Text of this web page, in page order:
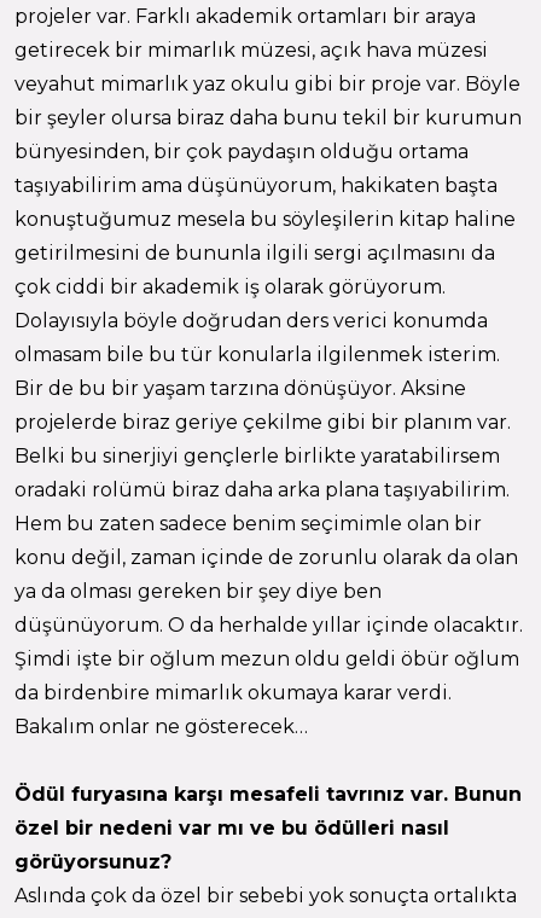
projeler var. Farklı akademik ortamları bir araya
getirecek bir mimarlık müzesi, açık hava müzesi
veyahut mimarlık yaz okulu gibi bir proje var. Böyle
bir şeyler olursa biraz daha bunu tekil bir kurumun
bünyesinden, bir çok paydaşın olduğu ortama
taşıyabilirim ama düşünüyorum, hakikaten başta
konuştuğumuz mesela bu söyleşilerin kitap haline
getirilmesini de bununla ilgili sergi açılmasını da
çok ciddi bir akademik iş olarak görüyorum.
Dolayısıyla böyle doğrudan ders verici konumda
olmasam bile bu tür konularla ilgilenmek isterim.
Bir de bu bir yaşam tarzına dönüşüyor. Aksine
projelerde biraz geriye çekilme gibi bir planım var.
Belki bu sinerjiyi gençlerle birlikte yaratabilirsem
oradaki rolümü biraz daha arka plana taşıyabilirim.
Hem bu zaten sadece benim seçimimle olan bir
konu değil, zaman içinde de zorunlu olarak da olan
ya da olması gereken bir şey diye ben
düşünüyorum. O da herhalde yıllar içinde olacaktır.
Şimdi işte bir oğlum mezun oldu geldi öbür oğlum
da birdenbire mimarlık okumaya karar verdi.
Bakalım onlar ne gösterecek…
Ödül furyasına karşı mesafeli tavrınız var. Bunun
özel bir nedeni var mı ve bu ödülleri nasıl
görüyorsunuz?
Aslında çok da özel bir sebebi yok sonuçta ortalıkta